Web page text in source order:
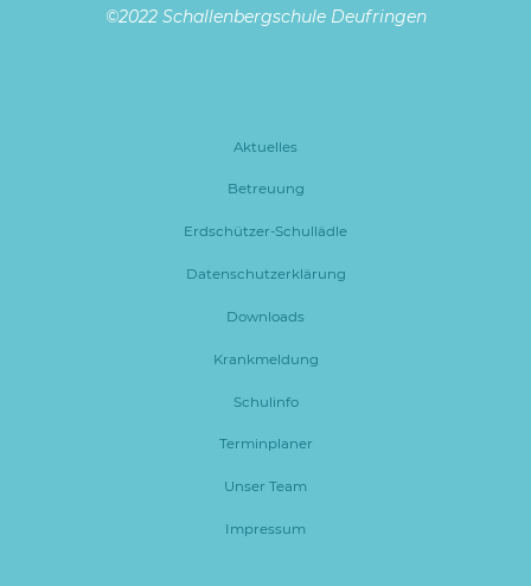
©2022 Schallenbergschule Deufringen
Aktuelles
Betreuung
Erdschützer-Schullädle
Datenschutzerklärung
Downloads
Krankmeldung
Schulinfo
Terminplaner
Unser Team
Impressum